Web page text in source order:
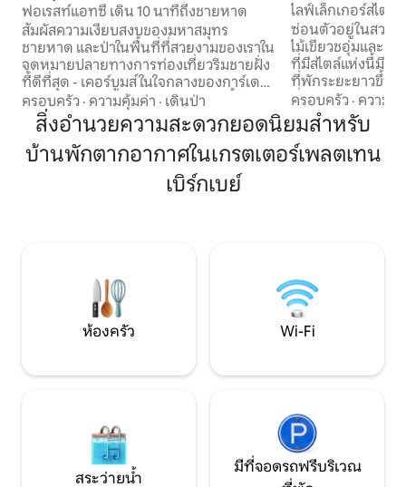
omstrand
ฟอเรสท์แอทซี เดิน 10 นาทีถึงชายหาด
สัมผัสความเงียบสงบของมหาสมุทร
ชายหาด และป่าในพื้นที่ที่สวยงามของเราใน
จุดหมายปลายทางการท่องเที่ยวริมชายฝั่ง
ที่ดีที่สุด - เคอร์บูมส์ ในใจกลางของการ์เดน
รูทอันเป็นเอกลักษณ์ อพาร์ทเมนท์นี้อยู่ใน
ทำเลที่สมบูรณ์แบบสำหรับการสำรวจสถาน
ที่น่าสนใจอื่นๆ และเพลิดเพลินกับกิจกรรม
มากมายทั้งบนบกและนอกชายฝั่ง ทั้งการ
เดินทางแบบไปเช้าเย็นกลับและการเดินป่า
จากระเบียงของคุณ เพลิดเพลินกับวิวทะเล
ครอบครัว · ความคุ้มค่า · เดินป่า
ไลฟ์เล็กเกอร์สไตล์
ชายหาด
ซ่อนตัวอยู่ในสวน
ไม้เขียวชอุ่มและภู
ที่มีสไตล์แห่งนี้มีผู้เ
ที่พักระยะยาวขึ้น เดินเพียงไม่กี่นาทีภายใน
ที่ดินธรรมชาติส่ว
มองเห็นอ่าวเพลท
เพลิดเพลินไปกับค
ของชายหาดริมช
หนึ่งของ SA ตื่นขึ้นมาพบกับเสียงนกร้อง
ครอบครัว · ความคุ้
สิ่งอำนวยความสะดวกยอดนิยมสำหรับ
บ้านพักตากอากาศในเกรตเตอร์เพลตเทน
เบิร์กเบย์
ห้องครัว Wi-Fi
สระว่ายน้ำ
มีที่จอดรถฟรีบริเวณ